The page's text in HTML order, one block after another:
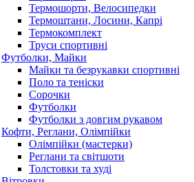
Термошорти, Велосипедки
Термоштани, Лосини, Капрі
Термокомплект
Труси спортивні
Футболки, Майки
Майки та безрукавки спортивні
Поло та теніски
Сорочки
Футболки
Футболки з довгим рукавом
Кофти, Реглани, Олімпійки
Олімпійки (мастерки)
Реглани та світшоти
Толстовки та худі